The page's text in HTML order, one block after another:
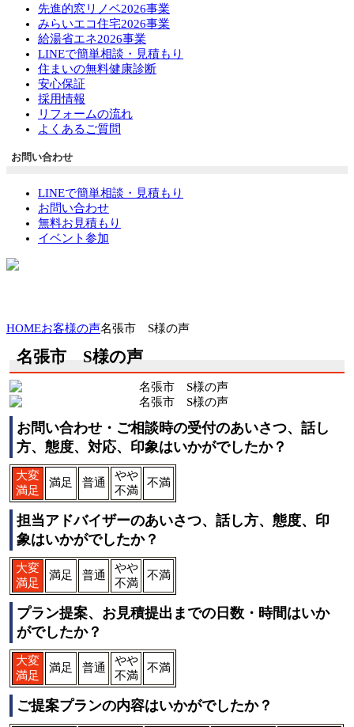
先進的窓リノベ2026事業
みらいエコ住宅2026事業
給湯省エネ2026事業
LINEで簡単相談・見積もり
住まいの無料健康診断
安心保証
採用情報
リフォームの流れ
よくあるご質問
お問い合わせ
LINEで簡単相談・見積もり
お問い合わせ
無料お見積もり
イベント参加
HOMEお客様の声名張市 S様の声
名張市 S様の声
お問い合わせ・ご相談時の受付のあいさつ、話し
方、態度、対応、印象はいかがでしたか？
大変
満足
満足 普通
やや
不満
不満
担当アドバイザーのあいさつ、話し方、態度、印
象はいかがでしたか？
大変
満足
満足 普通
やや
不満
不満
プラン提案、お見積提出までの日数・時間はいか
がでしたか？
大変
満足
満足 普通
やや
不満
不満
ご提案プランの内容はいかがでしたか？